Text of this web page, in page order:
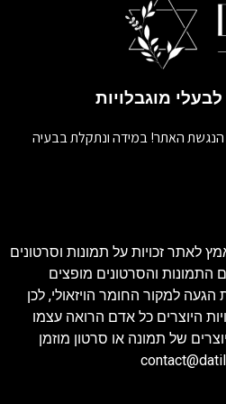
מוגבלויות
האתר! במידה ונתקלת בבעיה
לאתר זכויות על תמונות וסרטונים
והסרטונים מופצים
למקור החומר הויזאולי, לכן
לחוק זכויות היוצרים כל אדם הרואה עצמו
של תמונה או סרטון מוזמן